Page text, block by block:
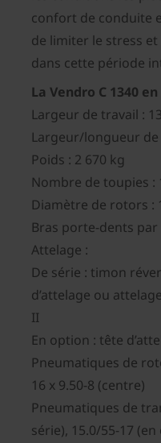
confort de conduite
de limiter le stress
dans cette période
La Vendro C 1340
Largeur de travail :
Largeur/longueur
Poids : 2 670 kg
Nombre de toupies :
Diamètre de rotors :
Bras porte-dents par
Attelage :
De série : timon
d’attelage ou
II
En option : tête
Pneumatiques de
16 x 9.50-8 (centre)
Pneumatiques de
série), 15.0/55-17